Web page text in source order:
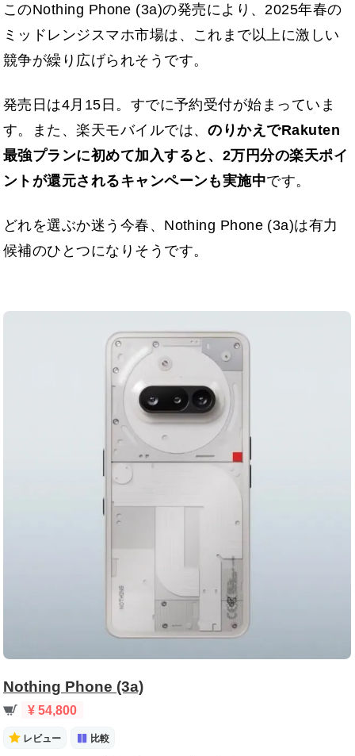
このNothing Phone (3a)の発売により、2025年春の
ミッドレンジスマホ市場は、これまで以上に激しい
競争が繰り広げられそうです。
発売日は4月15日。すでに予約受付が始まっていま
す。また、楽天モバイルでは、のりかえでRakuten
最強プランに初めて加入すると、2万円分の楽天ポイ
ントが還元されるキャンペーンも実施中です。
どれを選ぶか迷う今春、Nothing Phone (3a)は有力
候補のひとつになりそうです。
Nothing Phone (3a)
¥ 54,800
レビュー 比較